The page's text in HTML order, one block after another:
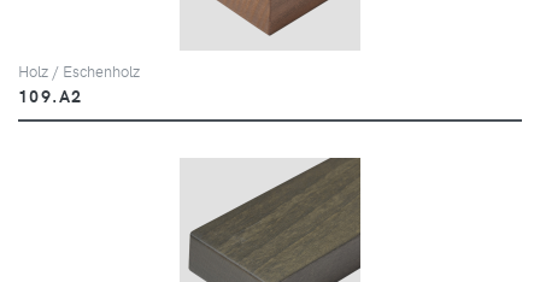
Holz / Eschenholz
109.A2